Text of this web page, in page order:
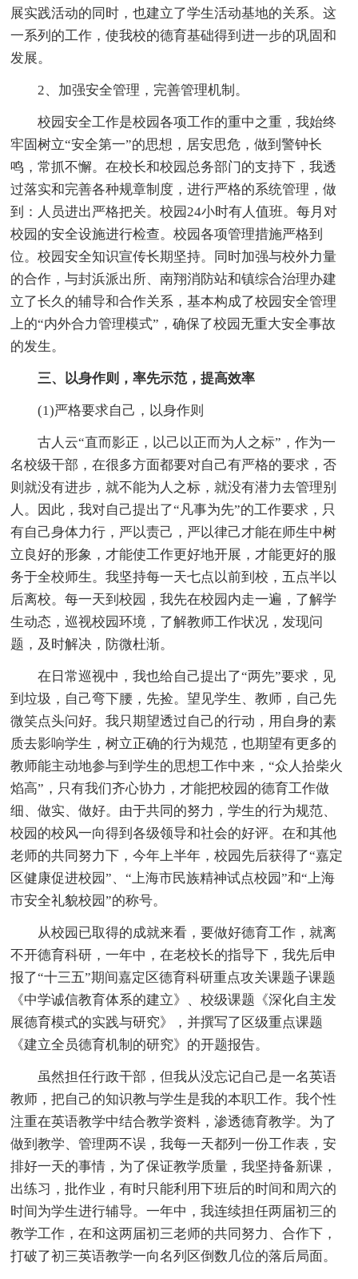
展实践活动的同时，也建立了学生活动基地的关系。这
一系列的工作，使我校的德育基础得到进一步的巩固和
发展。
2、加强安全管理，完善管理机制。
校园安全工作是校园各项工作的重中之重，我始终
牢固树立“安全第一”的思想，居安思危，做到警钟长
鸣，常抓不懈。在校长和校园总务部门的支持下，我透
过落实和完善各种规章制度，进行严格的系统管理，做
到：人员进出严格把关。校园24小时有人值班。每月对
校园的安全设施进行检查。校园各项管理措施严格到
位。校园安全知识宣传长期坚持。同时加强与校外力量
的合作，与封浜派出所、南翔消防站和镇综合治理办建
立了长久的辅导和合作关系，基本构成了校园安全管理
上的“内外合力管理模式”，确保了校园无重大安全事故
的发生。
三、以身作则，率先示范，提高效率
(1)严格要求自己，以身作则
古人云“直而影正，以己以正而为人之标”，作为一
名校级干部，在很多方面都要对自己有严格的要求，否
则就没有进步，就不能为人之标，就没有潜力去管理别
人。因此，我对自己提出了“凡事为先”的工作要求，只
有自己身体力行，严以责己，严以律己才能在师生中树
立良好的形象，才能使工作更好地开展，才能更好的服
务于全校师生。我坚持每一天七点以前到校，五点半以
后离校。每一天到校园，我先在校园内走一遍，了解学
生动态，巡视校园环境，了解教师工作状况，发现问
题，及时解决，防微杜渐。
在日常巡视中，我也给自己提出了“两先”要求，见
到垃圾，自己弯下腰，先捡。望见学生、教师，自己先
微笑点头问好。我只期望透过自己的行动，用自身的素
质去影响学生，树立正确的行为规范，也期望有更多的
教师能主动地参与到学生的思想工作中来，“众人拾柴火
焰高”，只有我们齐心协力，才能把校园的德育工作做
细、做实、做好。由于共同的努力，学生的行为规范、
校园的校风一向得到各级领导和社会的好评。在和其他
老师的共同努力下，今年上半年，校园先后获得了“嘉定
区健康促进校园”、“上海市民族精神试点校园”和“上海
市安全礼貌校园”的称号。
从校园已取得的成就来看，要做好德育工作，就离
不开德育科研，一年中，在老校长的指导下，我先后申
报了“十三五”期间嘉定区德育科研重点攻关课题子课题
《中学诚信教育体系的建立》、校级课题《深化自主发
展德育模式的实践与研究》，并撰写了区级重点课题
《建立全员德育机制的研究》的开题报告。
虽然担任行政干部，但我从没忘记自己是一名英语
教师，把自己的知识教与学生是我的本职工作。我个性
注重在英语教学中结合教学资料，渗透德育教学。为了
做到教学、管理两不误，我每一天都列一份工作表，安
排好一天的事情，为了保证教学质量，我坚持备新课，
出练习，批作业，有时只能利用下班后的时间和周六的
时间为学生进行辅导。一年中，我连续担任两届初三的
教学工作，在和这两届初三老师的共同努力、合作下，
打破了初三英语教学一向名列区倒数几位的落后局面。